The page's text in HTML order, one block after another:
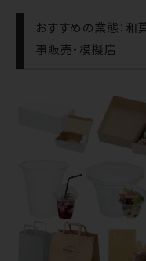
おすすめの業態：和
事販売・模擬店